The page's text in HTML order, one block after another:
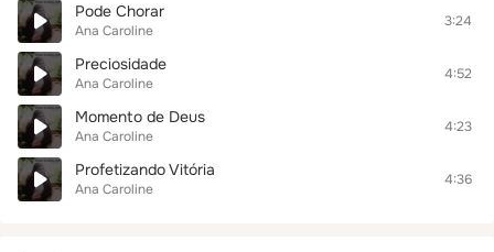
Pode Chorar
Ana Caroline
3:24
Preciosidade
Ana Caroline
4:52
Momento de Deus
Ana Caroline
4:23
Profetizando Vitória
Ana Caroline
4:36